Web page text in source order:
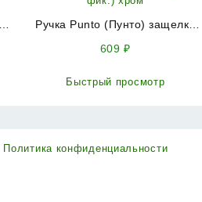
Ручка Punto (Пунто) защелка
609₽
Быстрый просмотр
Политика конфиденциальности